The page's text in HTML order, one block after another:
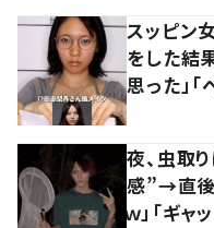
スッピン
をした結
思った」「
夜、虫取
感”→直後
ｗ」「ギャ